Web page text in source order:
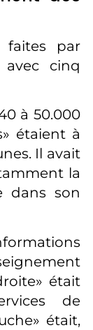
faites par
avec cinq
à 50.000
étaient à
Il avait
la
dans son
était
de
était,